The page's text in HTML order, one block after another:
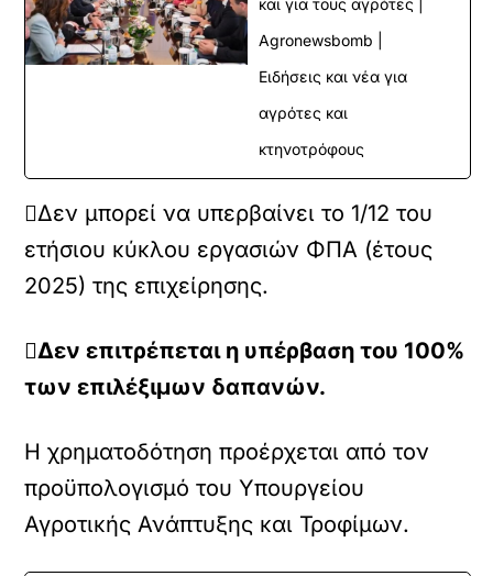
και για τους αγρότες |
Agronewsbomb |
Ειδήσεις και νέα για
αγρότες και
κτηνοτρόφους
Δεν μπορεί να υπερβαίνει το 1/12 του
ετήσιου κύκλου εργασιών ΦΠΑ (έτους
2025) της επιχείρησης.
Δεν επιτρέπεται η υπέρβαση του 100%
των επιλέξιμων δαπανών.
Η χρηματοδότηση προέρχεται από τον
προϋπολογισμό του Υπουργείου
Αγροτικής Ανάπτυξης και Τροφίμων.